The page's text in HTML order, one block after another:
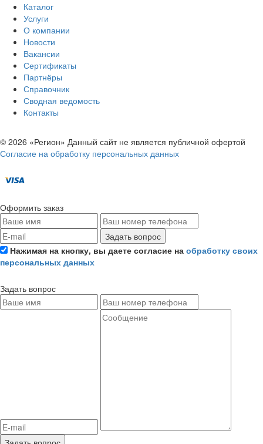
Каталог
Услуги
О компании
Новости
Вакансии
Сертификаты
Партнёры
Справочник
Сводная ведомость
Контакты
© 2026 «Регион» Данный сайт не является публичной офертой
Согласие на обработку персональных данных
Оформить заказ
Задать вопрос
Нажимая на кнопку, вы даете согласие на обработку своих
персональных данных
Задать вопрос